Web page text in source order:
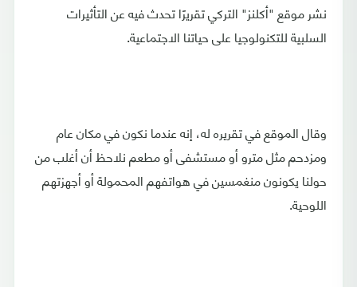
نشر موقع "أكلنز" التركي تقريرًا تحدث فيه عن التأثيرات
السلبية للتكنولوجيا على حياتنا الاجتماعية.
وقال الموقع في تقريره له، إنه عندما نكون في مكان عام
ومزدحم مثل مترو أو مستشفى أو مطعم نلاحظ أن أغلب من
حولنا يكونون منغمسين في هواتفهم المحمولة أو أجهزتهم
اللوحية.